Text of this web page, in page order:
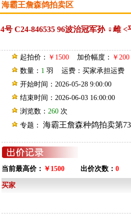
海霸王詹森鸽拍卖区
4号 C24-846535 96波治冠军孙 ♀雌
起拍价： ￥1500 加价幅度： ￥200
数量： 1 羽 运费：买家承担运费
开始时间：2026-05-28 9:00:00
结束时间：2026-06-03 16:00:00
浏览数： 260 次
专题：
海霸王詹森种鸽拍卖第
当前最高价： ￥1500 出价次数： 0
买家